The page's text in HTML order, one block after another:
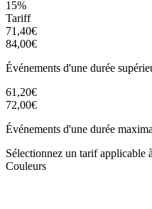
15%
Tariff
71,40€
84,00€
Événements d'une durée
61,20€
72,00€
Événements d'une durée
Sélectionnez un tarif applicable
Couleurs